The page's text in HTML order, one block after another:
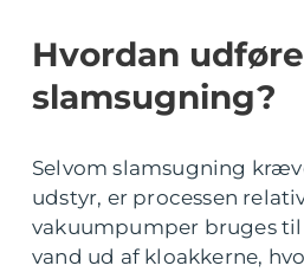
Hvordan
slamsugning?
Selvom slamsugning
udstyr, er processen
vakuumpumper bruges til
vand ud af kloakkerne,